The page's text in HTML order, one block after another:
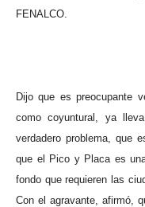
FENALCO.
Dijo que es preocupante
como coyuntural, ya
verdadero problema, que
que el Pico y Placa es
fondo que requieren las
Con el agravante, afirmó,